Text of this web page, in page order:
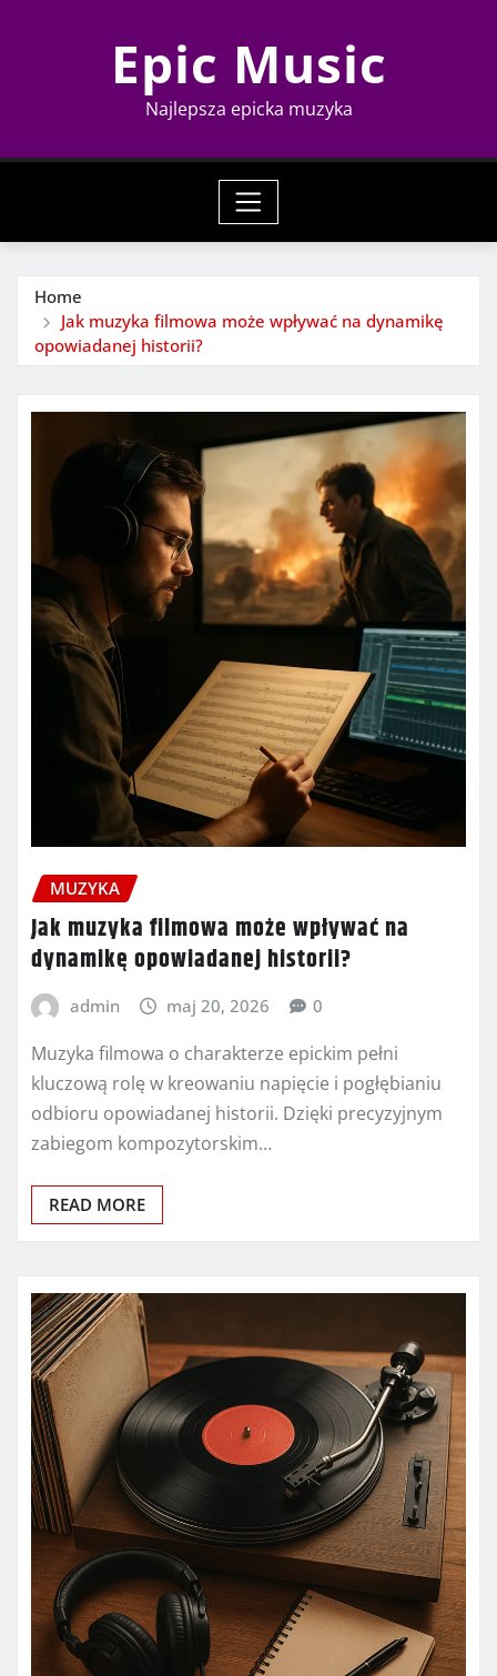
Epic Music
Najlepsza epicka muzyka
Home
Jak muzyka filmowa może wpływać na dynamikę
opowiadanej historii?
MUZYKA
Jak muzyka filmowa może wpływać na
dynamikę opowiadanej historii?
admin maj 20, 2026 0
Muzyka filmowa o charakterze epickim pełni
kluczową rolę w kreowaniu napięcie i pogłębianiu
odbioru opowiadanej historii. Dzięki precyzyjnym
zabiegom kompozytorskim…
READ MORE